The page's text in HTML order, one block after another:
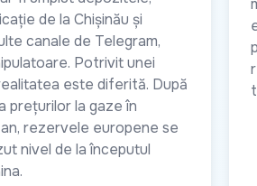
de la Chișinău și
canale de Telegram,
Potrivit unei
este diferită. După
prețurilor la gaze în
rezervele europene se
nivel de la începutul